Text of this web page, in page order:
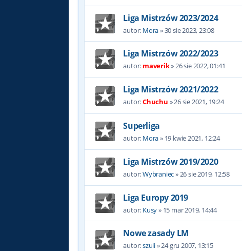
Liga Mistrzów 2023/2024
autor: Mora»30 sie 2023, 23:08
Liga Mistrzów 2022/2023
autor: maverik»26 sie 2022, 01:41
Liga Mistrzów 2021/2022
autor:Chuchu »26 sie 2021, 19:24
Superliga
autor: Mora» 19 kwie 2021, 12:24
Liga Mistrzów 2019/2020
autor:Wybraniec»26 sie 2019, 12:58
Liga Europy 2019
autor: Kusy» 15 mar 2019, 14:44
Nowe zasady LM
autor:szuli»24 gru 2007, 13:15